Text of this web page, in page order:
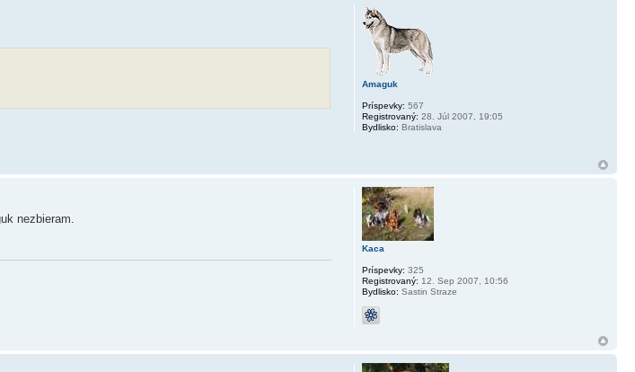
Amaguk
Príspevky: 567
Registrovaný: 28. Júl 2007, 19:05
Bydlisko: Bratislava
nezbieram.
Kaca
Príspevky: 325
Registrovaný: 12. Sep 2007, 10:56
Bydlisko: Sastin Straze